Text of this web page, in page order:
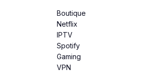
Boutique
Netflix
IPTV
Spotify
Gaming
VPN